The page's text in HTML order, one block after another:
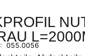
055.0056